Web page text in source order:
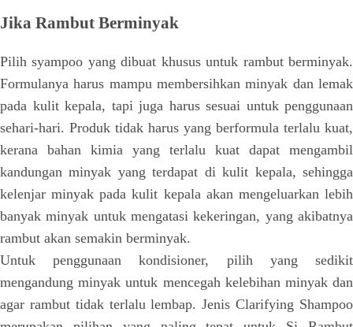
Jika Rambut Berminyak
Pilih syampoo yang dibuat khusus untuk rambut berminyak.
Formulanya harus mampu membersihkan minyak dan lemak
pada kulit kepala, tapi juga harus sesuai untuk penggunaan
sehari-hari. Produk tidak harus yang berformula terlalu kuat,
kerana bahan kimia yang terlalu kuat dapat mengambil
kandungan minyak yang terdapat di kulit kepala, sehingga
kelenjar minyak pada kulit kepala akan mengeluarkan lebih
banyak minyak untuk mengatasi kekeringan, yang akibatnya
rambut akan semakin berminyak.
Untuk penggunaan kondisioner, pilih yang sedikit
mengandung minyak untuk mencegah kelebihan minyak dan
agar rambut tidak terlalu lembap. Jenis Clarifying Shampoo